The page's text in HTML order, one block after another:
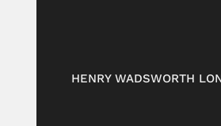
HENRY WADSWORTH